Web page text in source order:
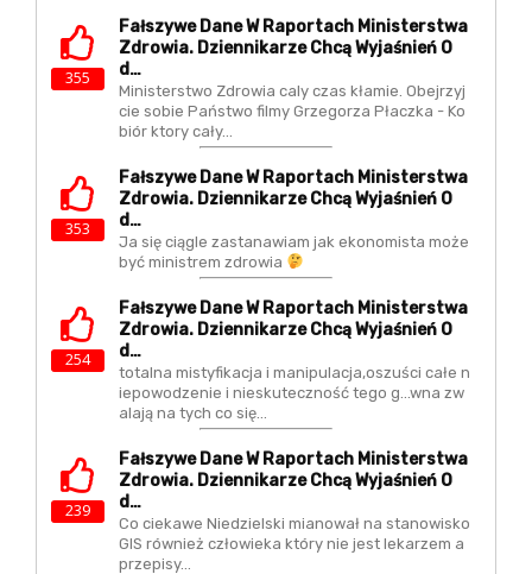
355
Fałszywe Dane W Raportach Ministerstwa
Zdrowia. Dziennikarze Chcą Wyjaśnień O
D…
Ministerstwo Zdrowia caly czas kłamie. Obejrzyj
cie sobie Państwo filmy Grzegorza Płaczka - Ko
biór ktory cały…
353
Fałszywe Dane W Raportach Ministerstwa
Zdrowia. Dziennikarze Chcą Wyjaśnień O
D…
Ja się ciągle zastanawiam jak ekonomista może
być ministrem zdrowia
254
Fałszywe Dane W Raportach Ministerstwa
Zdrowia. Dziennikarze Chcą Wyjaśnień O
D…
totalna mistyfikacja i manipulacja,oszuści całe n
iepowodzenie i nieskuteczność tego g...wna zw
alają na tych co się…
239
Fałszywe Dane W Raportach Ministerstwa
Zdrowia. Dziennikarze Chcą Wyjaśnień O
D…
Co ciekawe Niedzielski mianował na stanowisko
GIS również człowieka który nie jest lekarzem a
przepisy…